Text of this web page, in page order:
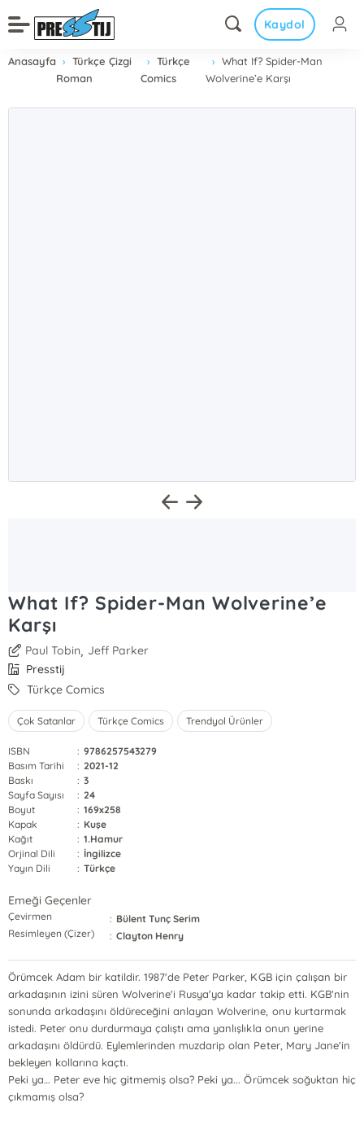
Kaydol
Anasayfa
Türkçe Çizgi
Roman
Türkçe
Comics
What If? Spider-Man
Wolverine’e Karşı
What If? Spider-Man Wolverine’e
Karşı
Paul Tobin, Jeff Parker
Presstij
Türkçe Comics
Çok Satanlar Türkçe Comics Trendyol Ürünler
ISBN : 9786257543279
Basım Tarihi
: 2021-12
Baskı
: 3
Sayfa Sayısı
: 24
Boyut
: 169x258
Kapak
: Kuşe
Kağıt
: 1.Hamur
Orjinal Dili
: İngilizce
Yayın Dili
: Türkçe
Emeği Geçenler
Çevirmen : Bülent Tunç Serim
Resimleyen (Çizer)
: Clayton Henry
Örümcek Adam bir katildir. 1987'de Peter Parker, KGB için çalışan bir
arkadaşının izini süren Wolverine'i Rusya'ya kadar takip etti. KGB'nin
sonunda arkadaşını öldüreceğini anlayan Wolverine, onu kurtarmak
istedi. Peter onu durdurmaya çalıştı ama yanlışlıkla onun yerine
arkadaşını öldürdü. Eylemlerinden muzdarip olan Peter, Mary Jane'in
bekleyen kollarına kaçtı.
Peki ya… Peter eve hiç gitmemiş olsa? Peki ya... Örümcek soğuktan hiç
çıkmamış olsa?